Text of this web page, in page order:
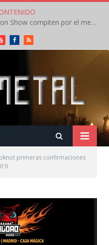
Crónica: In Flames y The Baboon Show compiten por el mejor concierto del día en el Leyendas del Rock – Viernes – Agosto 2026
YoutubeFacebookRSS
primeras confirmaciones